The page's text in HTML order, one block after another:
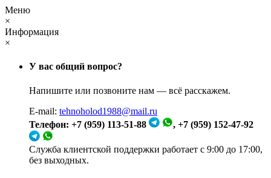
Меню
×
Информация
×
У вас общий вопрос?
Напишите или позвоните нам — всё расскажем.
E-mail: tehnoholod1988@mail.ru
Телефон: +7 (959) 113-51-88
, +7 (959) 152-47-92
Служба клиентской поддержки работает с 9:00 до 17:00,
без выходных.